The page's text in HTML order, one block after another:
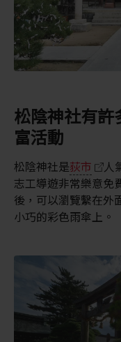
松陰神社有許
富活動
松陰神社是荻市
人
志工導遊非常樂意免
後，可以瀏覽繫在外
小巧的彩色雨傘上。